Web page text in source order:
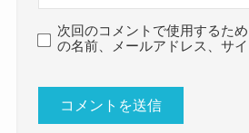
次回のコメントで使用するた
の名前、メールアドレス、サイ